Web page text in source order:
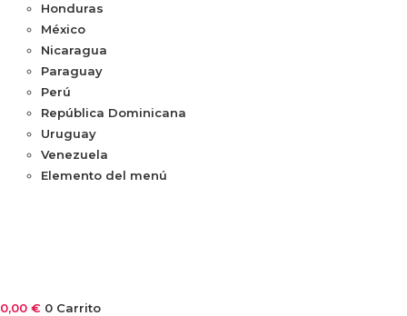
Honduras
México
Nicaragua
Paraguay
Perú
República Dominicana
Uruguay
Venezuela
Elemento del menú
0,00 € 0 Carrito